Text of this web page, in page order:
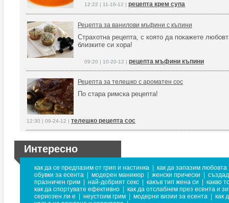
12:22 | 11-16-12 | рецепта крем супа
Рецепта за ванилови мъфини с къпини
Страхотна рецепта, с която да покажете
близките си хора!
09:20 | 10-20-12 | рецепта мъфини къпини
Рецепта за телешко с ароматен сос
По стара римска рецепта!
12:30 | 09-24-12 | телешко рецепта сос
Интересно
как да се предпазим от грип и настинка
как да запазим любовта
обувки за есента
модерен маникюр женски прически
празничен грим
най-добрият секс какъв тип жена си
какво
как да спортувате ефективно
как да отслабнем през есента и
сериозен ли е
неустоим грим модерни визии за есента
как